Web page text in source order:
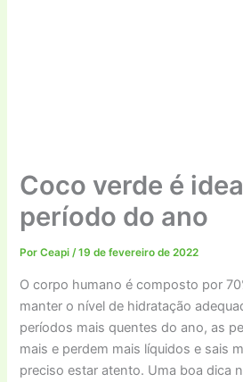
Coco verde é
período do ano
PorCeapi/19 de fevereiro de 2022
O corpo humano é composto por
manter o nível de hidratação
períodos mais quentes do ano, as
mais e perdem mais líquidos e sais
preciso estar atento. Uma boa dica